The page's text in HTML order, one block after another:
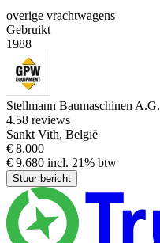
overige vrachtwagens
Gebruikt
1988
Stellmann Baumaschinen A.G.
4.58 reviews
Sankt Vith, België
€ 8.000
€ 9.680 incl. 21% btw
Stuur bericht